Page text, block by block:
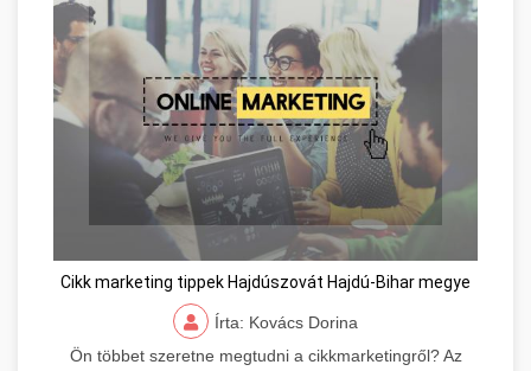
Cikk marketing tippek Hajdúszovát Hajdú-Bihar megye
Írta: Kovács Dorina
Ön többet szeretne megtudni a cikkmarketingről? Az